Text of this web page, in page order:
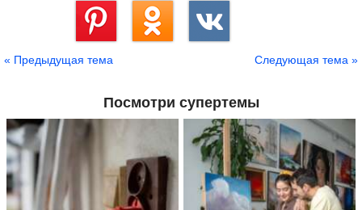
« Предыдущая тема Следующая тема »
Посмотри супертемы